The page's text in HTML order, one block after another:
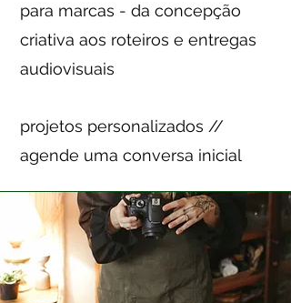
para marcas - da concepção
criativa aos roteiros e entregas
audiovisuais
projetos personalizados //
agende uma conversa inicial